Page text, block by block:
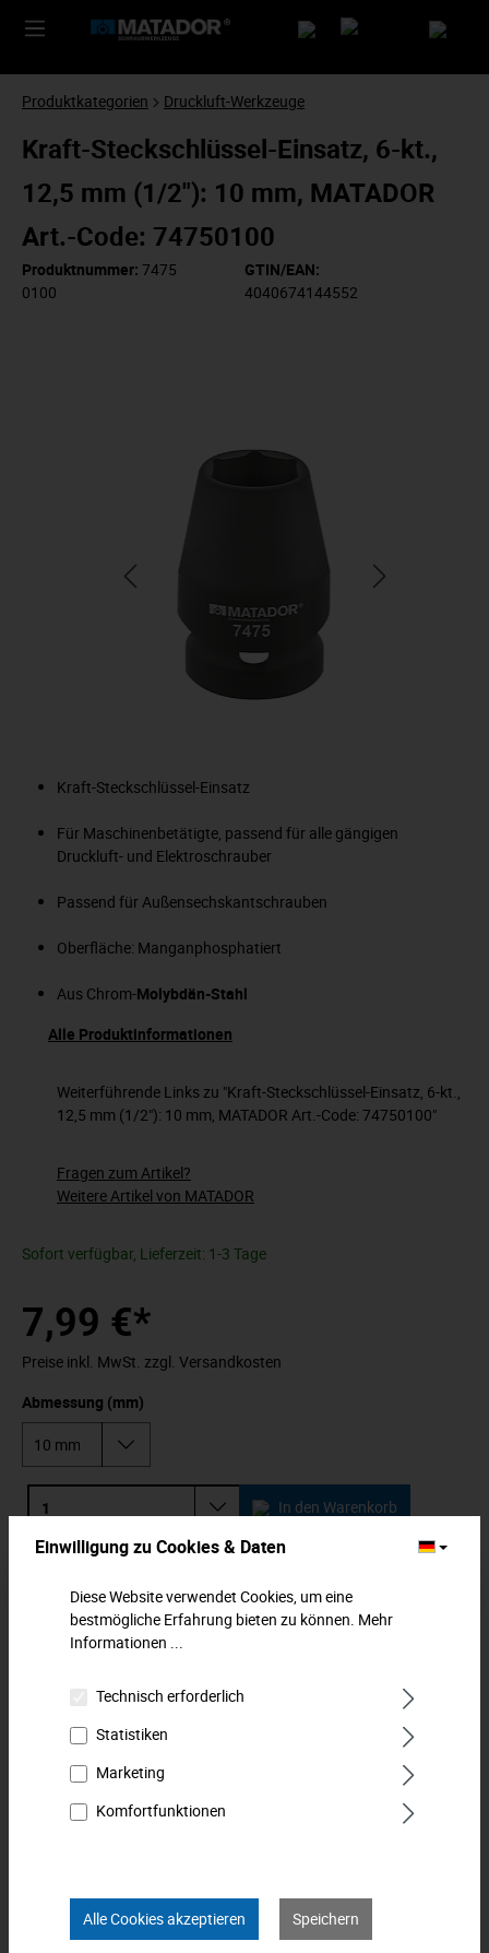
Produktkategorien Druckluft-Werkzeuge
Kraft-Steckschlüssel-Einsatz, 6-kt.,
12,5 mm (1/2"): 10 mm, MATADOR
Art.-Code: 74750100
Produktnummer: 7475
0100
GTIN/EAN:
4040674144552
Kraft-Steckschlüssel-Einsatz
Für Maschinenbetätigte, passend für alle gängigen
Druckluft- und Elektroschrauber
Passend für Außensechskantschrauben
Oberfläche: Manganphosphatiert
Aus Chrom-Molybdän-Stahl
Alle Produktinformationen
Weiterführende Links zu "Kraft-Steckschlüssel-Einsatz, 6-kt.,
12,5 mm (1/2"): 10 mm, MATADOR Art.-Code: 74750100"
Fragen zum Artikel?
Weitere Artikel von MATADOR
Sofort verfügbar, Lieferzeit: 1-3 Tage
7,99 €*
Preise inkl. MwSt. zzgl. Versandkosten
Abmessung (mm)
In den Warenkorb
Zum Merkzettel hinzufügen
Beschreibung
Außensechskantschrauben. Für Maschinenbetätigung,
Downloads
Technische Daten
Produkt FAQs
Einwilligung zu Cookies & Daten
Diese Website verwendet Cookies, um eine
bestmögliche Erfahrung bieten zu können. Mehr
Informationen ...
Technisch erforderlich
Statistiken
Marketing
Komfortfunktionen
Alle Cookies akzeptieren Speichern